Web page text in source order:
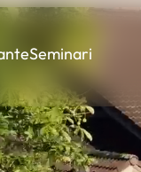
Seminari